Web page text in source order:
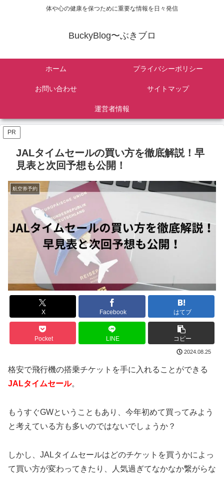
体や心の健康を保つために重要な情報を日々発信
BuckyBlog〜ぶきブロ
ホーム プライバシーポリシー
お問い合わせ サイトマップ
運営者情報
PR
JALタイムセールの買い方を徹底解説！早
見表と次回予想も公開！
航空券予約
X Facebook はてブ
Pocket LINE コピー
2024.08.25
格安で飛行機の搭乗チケットを手に入れることができる
JALタイムセール。
もうすぐGWということもあり、今年初めて買ってみよう
と考えている方も多いのではないでしょうか？
しかし、JALタイムセールはどのチケットを買うかによっ
て買い方が変わってきたり、人気過ぎてなかなか繋がらな